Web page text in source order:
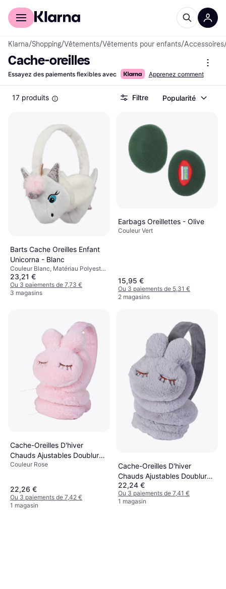
Acheter avec Klarna
Klarna/Shopping/Vêtements/Vêtements pour enfants/Accessoires
Cache-oreilles
Essayez des paiements flexibles avec Apprenez comment
17 produits Filtre Popularité
Barts Cache Oreilles Enfant
Unicorna - Blanc
Couleur Blanc, Matériau Polyester,
Acrylique
23,21 €
Ou 3 paiements de 7,73 €
3 magasins
Earbags Oreillettes - Olive
Couleur Vert
15,95 €
Ou 3 paiements de 5,31 €
2 magasins
Cache-Oreilles D'hiver
Chauds Ajustables Doublure
Polaire
Couleur Rose
22,26 €
Ou 3 paiements de 7,42 €
1 magasin
Cache-Oreilles D'hiver
Chauds Ajustables Doublure
Polaire
22,24 €
Ou 3 paiements de 7,41 €
1 magasin